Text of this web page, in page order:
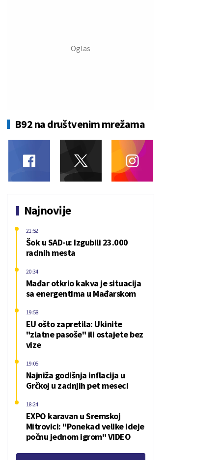
B92 na društvenim mrežama
Najnovije
Šok u SAD-u: Izgubili 23.000
radnih mesta
21:52
Mađar otkrio kakva je situacija
sa energentima u Mađarskom
20:34
EU ošto zapretila: Ukinite
"zlatne pasoše" ili ostajete bez
vize
19:58
Najniža godišnja inflacija u
Grčkoj u zadnjih pet meseci
19:05
EXPO karavan u Sremskoj
Mitrovici: "Ponekad velike ideje
počnu jednom igrom" VIDEO
18:24